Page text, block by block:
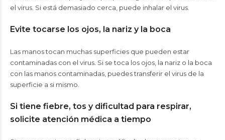
el virus. Si está demasiado cerca, puede inhalar el virus.
Evite tocarse los ojos, la nariz y la boca
Las manos tocan muchas superficies que pueden estar
contaminadas con el virus. Si se toca los ojos, la nariz o la boca
con las manos contaminadas, puedes transferir el virus de la
superficie a si mismo.
Si tiene fiebre, tos y dificultad para respirar,
solicite atención médica a tiempo